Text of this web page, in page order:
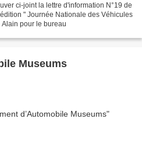
ci-joint la lettre d'information N°19 de
" Journée Nationale des Véhicules
pour le bureau
Museums